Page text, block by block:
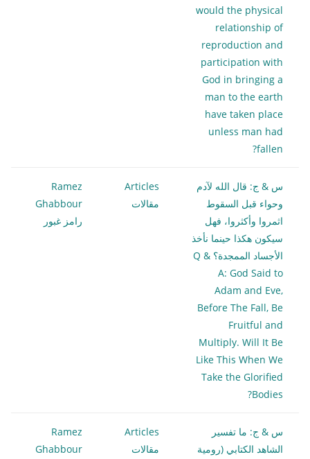
would the physical
relationship of
reproduction and
participation with
God in bringing a
man to the earth
have taken place
unless man had
fallen?
س & ج: قال الله لآدم
وحواء قبل السقوط
اثمروا وأكثروا، فهل
سيكون هكذا حينما نأخذ
الأجساد الممجدة؟ Q &
A: God Said to
Adam and Eve,
Before The Fall, Be
Fruitful and
Multiply. Will It Be
Like This When We
Take the Glorified
Bodies?
Articles
مقالات
Ramez
Ghabbour
رامز غبور
س & ج: ما تفسير
الشاهد الكتابي (رومية
Articles
مقالات
Ramez
Ghabbour